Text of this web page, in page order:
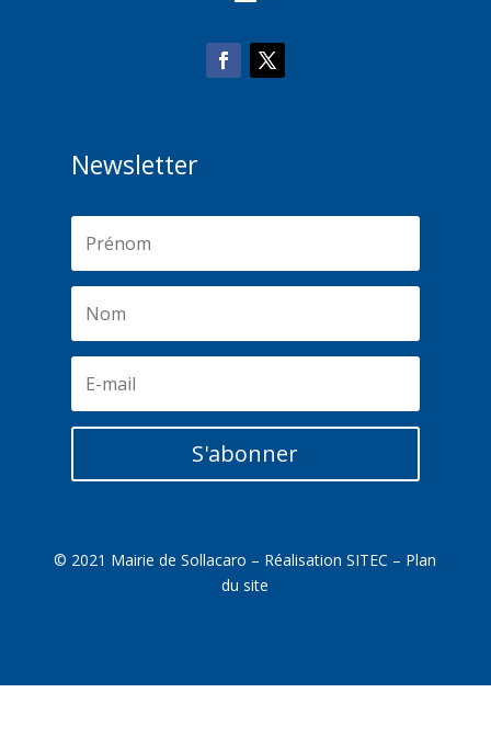
Newsletter
S'abonner
© 2021 Mairie de Sollacaro – RéalisationSITEC – Plan
du site